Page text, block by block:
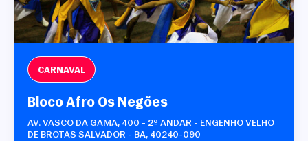
CARNAVAL
Bloco Afro Os Negões
AV. VASCO DA GAMA, 400 - 2º ANDAR - ENGENHO VELHO
DE BROTAS SALVADOR - BA, 40240-090